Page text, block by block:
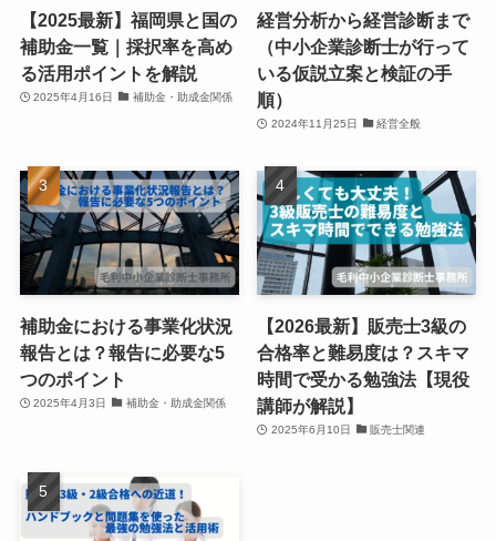
【2025最新】福岡県と国の
補助金一覧｜採択率を高め
る活用ポイントを解説
2025年4月16日 補助金・助成金関係
経営分析から経営診断まで
（中小企業診断士が行って
いる仮説立案と検証の手
順）
2024年11月25日 経営全般
補助金における事業化状況
報告とは？報告に必要な5
つのポイント
2025年4月3日 補助金・助成金関係
【2026最新】販売士3級の
合格率と難易度は？スキマ
時間で受かる勉強法【現役
講師が解説】
2025年6月10日 販売士関連